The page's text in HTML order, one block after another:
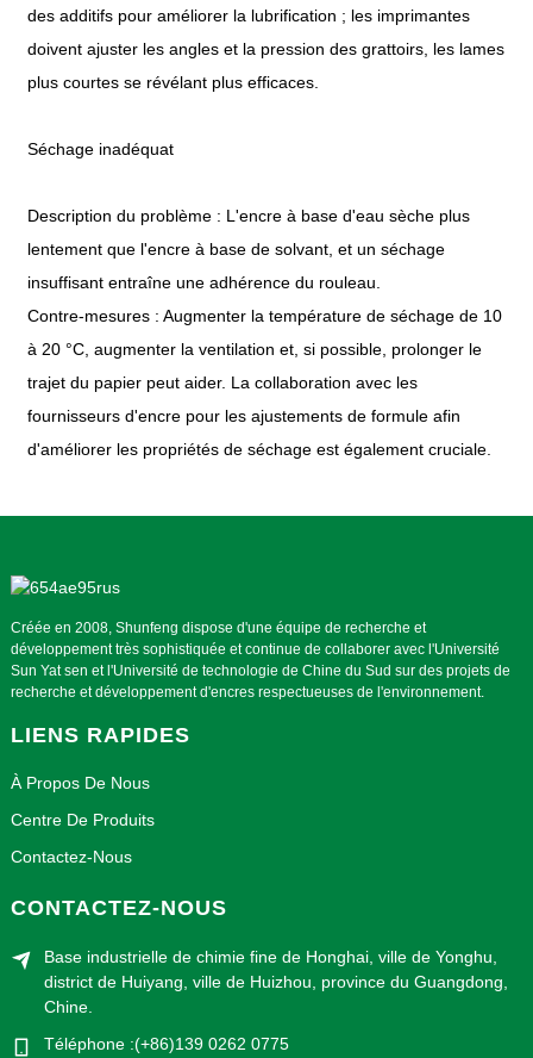
des additifs pour améliorer la lubrification ; les imprimantes
doivent ajuster les angles et la pression des grattoirs, les lames
plus courtes se révélant plus efficaces.
Séchage inadéquat
Description du problème : L'encre à base d'eau sèche plus
lentement que l'encre à base de solvant, et un séchage
insuffisant entraîne une adhérence du rouleau.
Contre-mesures : Augmenter la température de séchage de 10
à 20 °C, augmenter la ventilation et, si possible, prolonger le
trajet du papier peut aider. La collaboration avec les
fournisseurs d'encre pour les ajustements de formule afin
d'améliorer les propriétés de séchage est également cruciale.
Créée en 2008, Shunfeng dispose d'une équipe de recherche et
développement très sophistiquée et continue de collaborer avec l'Université
Sun Yat sen et l'Université de technologie de Chine du Sud sur des projets de
recherche et développement d'encres respectueuses de l'environnement.
LIENS RAPIDES
À Propos De Nous
Centre De Produits
Contactez-Nous
CONTACTEZ-NOUS
Base industrielle de chimie fine de Honghai, ville de Yonghu,
district de Huiyang, ville de Huizhou, province du Guangdong,
Chine.
Téléphone :(+86)139 0262 0775